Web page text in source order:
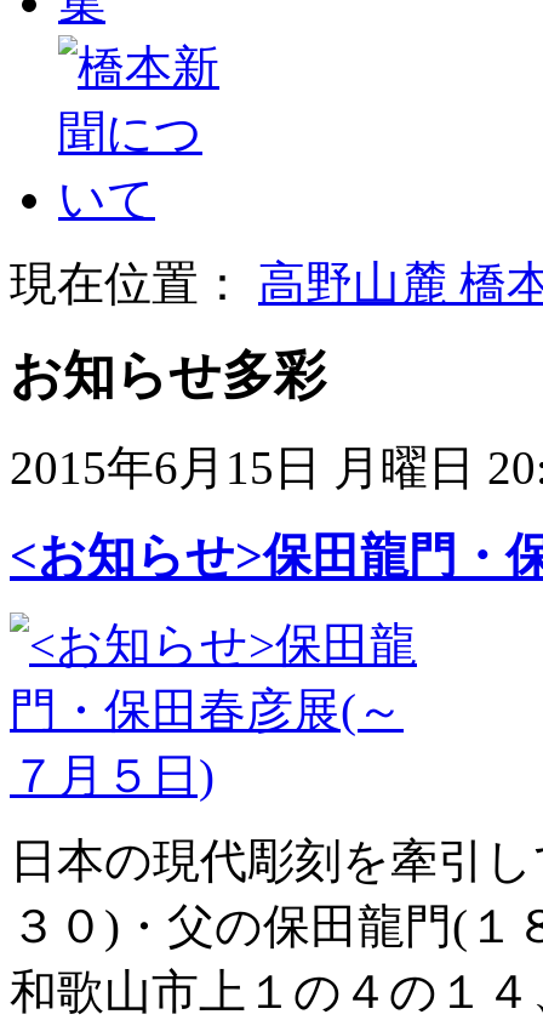
現在位置： 高野山麓 橋
お知らせ多彩
2015年6月15日 月曜日
<お知らせ>保田龍門・
日本の現代彫刻を牽引
３０)・父の保田龍門(１
和歌山市上１の４の１